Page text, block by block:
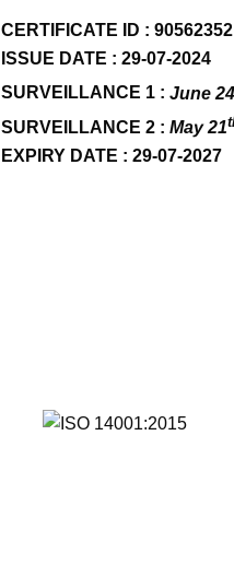
CERTIFICATE ID : 90562352
ISSUE DATE : 29-07-2024
SURVEILLANCE 1 : June 24
SURVEILLANCE 2 : May 21
EXPIRY DATE : 29-07-2027